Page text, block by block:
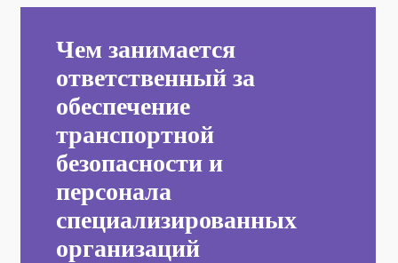
Чем занимается
ответственный за
обеспечение
транспортной
безопасности и
персонала
специализированных
организаций